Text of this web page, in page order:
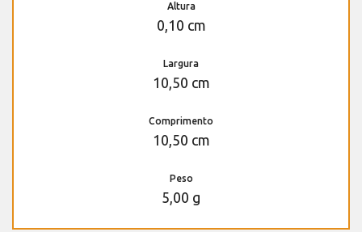
Altura
0,10 cm
Largura
10,50 cm
Comprimento
10,50 cm
Peso
5,00 g